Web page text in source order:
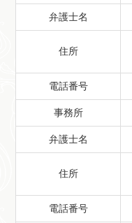
弁護士名
住所
電話番号
事務所
弁護士名
住所
電話番号